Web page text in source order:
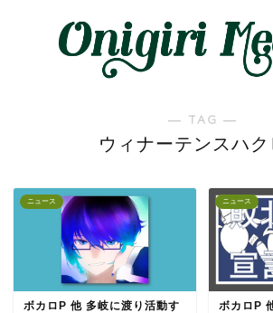
― TAG ―
ウィナーテンスハク
ニュース
ボカロP 他 多岐に渡り活動す
ニュース
ボカロP